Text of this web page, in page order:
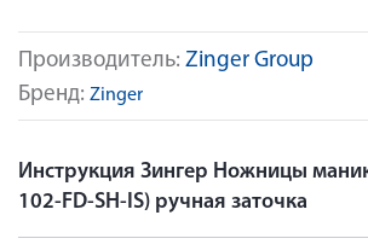
Производитель: Zinger Group
Бренд: Zinger
Инструкция Зингер Ножницы
102-FD-SH-IS) ручная заточка